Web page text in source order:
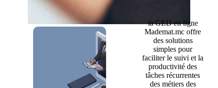
la GED en ligne
Mademat.mc offre
des solutions
simples pour
faciliter le suivi et la
productivité des
tâches récurrentes
des métiers des